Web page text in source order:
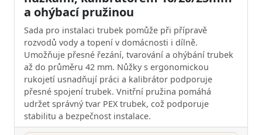
a ohýbací pružinou
Sada pro instalaci trubek pomůže při přípravě
rozvodů vody a topení v domácnosti i dílně.
Umožňuje přesné řezání, tvarování a ohýbání trubek
až do průměru 42 mm. Nůžky s ergonomickou
rukojetí usnadňují práci a kalibrátor podporuje
přesné spojení trubek. Vnitřní pružina pomáhá
udržet správný tvar PEX trubek, což podporuje
stabilitu a bezpečnost instalace.